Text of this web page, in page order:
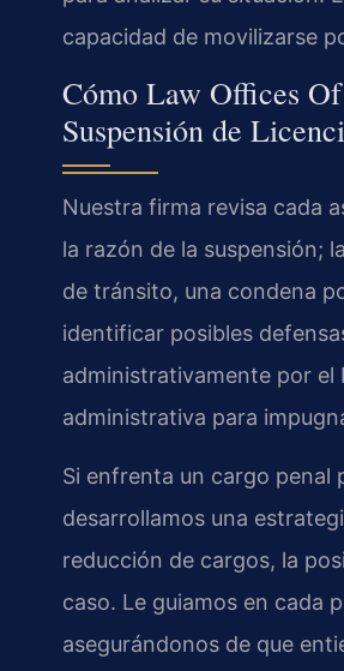
capacidad de movilizarse
Cómo Law Offices Of
Suspensión de
Nuestra firma revisa cada
la razón de la suspensión;
de tránsito, una condena
identificar posibles
administrativamente por el
administrativa para
Si enfrenta un cargo penal
desarrollamos una
reducción de cargos, la
caso. Le guiamos en cada
asegurándonos de que